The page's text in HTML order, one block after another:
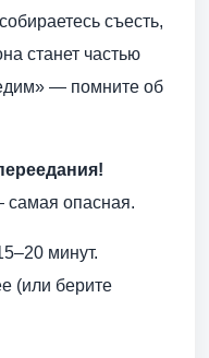
съесть,
станет частью
— помните об
самая опасная.
минут.
(или берите